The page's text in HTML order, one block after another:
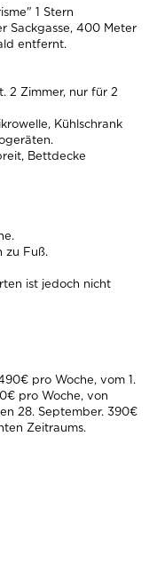
1 Stern
Sackgasse, 400 Meter
entfernt.
2 Zimmer, nur für 2
Kühlschrank
Bettdecke
zu Fuß.
ist jedoch nicht
pro Woche, vom 1.
pro Woche, von
28. September. 390€
Zeitraums.